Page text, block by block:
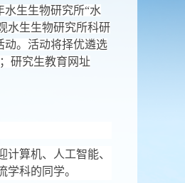
水生生物研究所“水
水生生物研究所科研
动。活动将择优遴选
；研究生教育网址
计算机、人工智能、
学科的同学。